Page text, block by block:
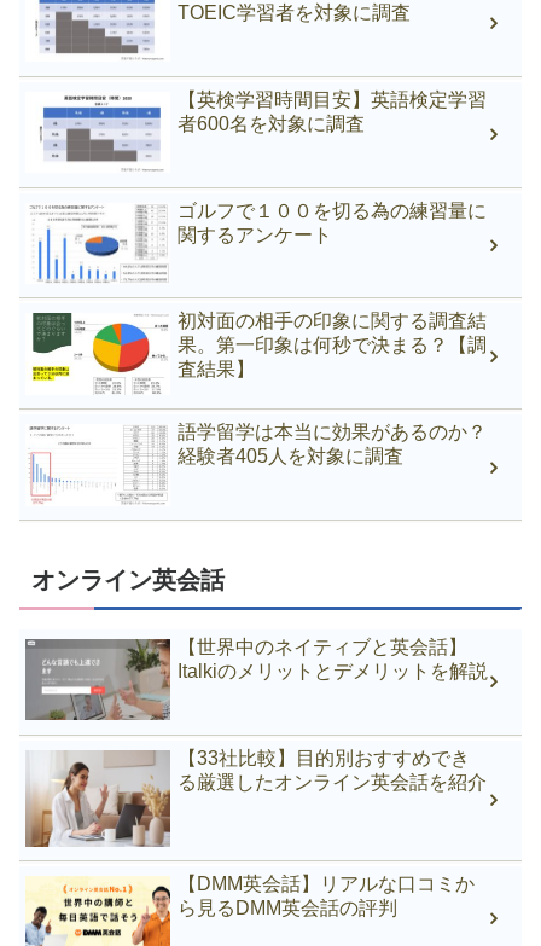
TOEIC学習者を対象に調査
【英検学習時間目安】英語検定学習
者600名を対象に調査
ゴルフで１００を切る為の練習量に
関するアンケート
初対面の相手の印象に関する調査結
果。第一印象は何秒で決まる？【調
査結果】
語学留学は本当に効果があるのか？
経験者405人を対象に調査
オンライン英会話
【世界中のネイティブと英会話】
Italkiのメリットとデメリットを解説
【33社比較】目的別おすすめでき
る厳選したオンライン英会話を紹介
【DMM英会話】リアルな口コミか
ら見るDMM英会話の評判